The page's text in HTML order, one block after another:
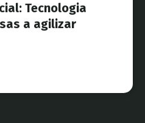
Tecnologia
a agilizar